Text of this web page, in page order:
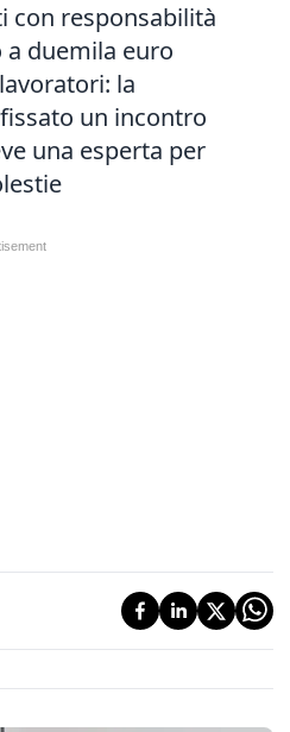
con responsabilità
duemila euro
la
un incontro
una esperta per